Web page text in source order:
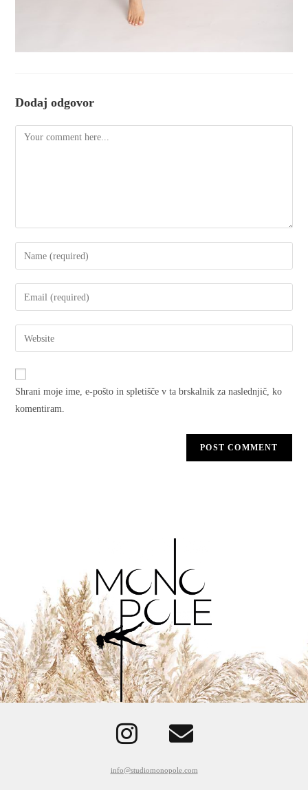
Dodaj odgovor
Shrani moje ime, e-pošto in spletišče v ta brskalnik za naslednjič, ko
komentiram.
info@studiomonopole.com